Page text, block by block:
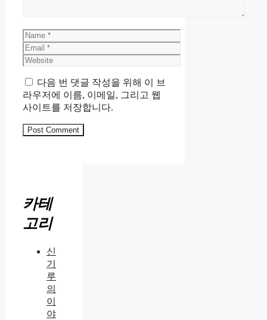
Name
Email
Website
다음 번 댓글 작성을 위해 이 브
라우저에 이름, 이메일, 그리고 웹
사이트를 저장합니다.
카테
고리
신
기
루
의
이
야